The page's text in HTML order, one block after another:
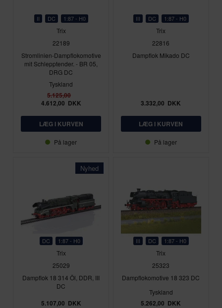
II DC 1:87 - H0
Trix
22189
Stromlinien-Dampflokomotive
mit Schlepptender. - BR 05,
DRG DC
Tyskland
5.125,00
4.612,00 DKK
På lager
III DC 1:87 - H0
Trix
22816
Dampflok Mikado DC
3.332,00 DKK
På lager
Nyhed
DC 1:87 - H0
Trix
25029
Dampflok 18 314 Öl, DDR, III
DC
5.107,00 DKK
III DC 1:87 - H0
Trix
25323
Dampflokomotive 18 323 DC
Tyskland
5.262,00 DKK